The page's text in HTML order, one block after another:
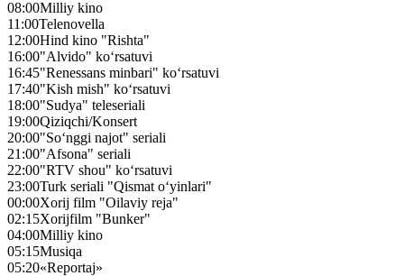
08:00Milliy kino
11:00Telenovella
12:00Hind kino "Rishta"
16:00"Alvido" ko‘rsatuvi
16:45"Renessans minbari" ko‘rsatuvi
17:40"Kish mish" ko‘rsatuvi
18:00"Sudya" teleseriali
19:00Qiziqchi/Konsert
20:00"So‘nggi najot" seriali
21:00"Afsona" seriali
22:00"RTV shou" ko‘rsatuvi
23:00Turk seriali "Qismat o‘yinlari"
00:00Xorij film "Oilaviy reja"
02:15Xorijfilm "Bunker"
04:00Milliy kino
05:15Musiqa
05:20«Reportaj»